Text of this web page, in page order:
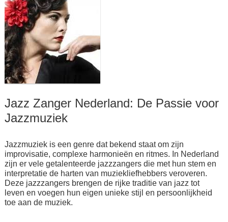
Jazz Zanger Nederland: De Passie voor
Jazzmuziek
Jazzmuziek is een genre dat bekend staat om zijn
improvisatie, complexe harmonieën en ritmes. In Nederland
zijn er vele getalenteerde jazzzangers die met hun stem en
interpretatie de harten van muziekliefhebbers veroveren.
Deze jazzzangers brengen de rijke traditie van jazz tot
leven en voegen hun eigen unieke stijl en persoonlijkheid
toe aan de muziek.